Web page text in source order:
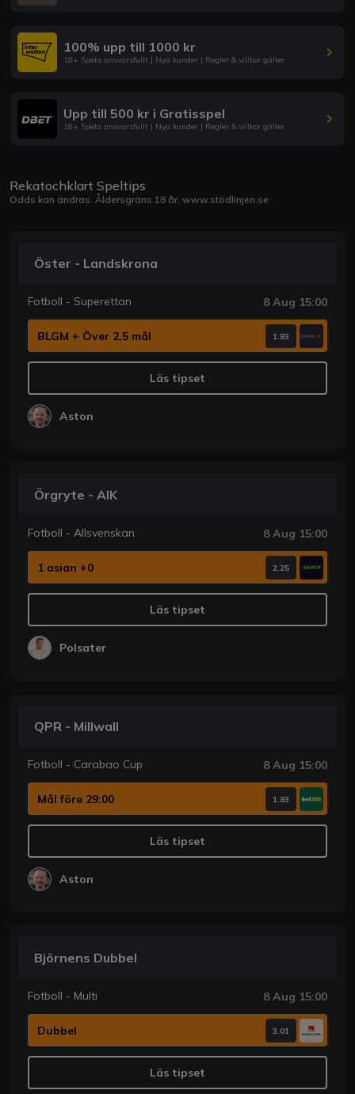
100% upp till 1000 kr
18+ Spela ansvarsfullt | Nya kunder | Regler & villkor gäller
Upp till 500 kr i Gratisspel
18+ Spela ansvarsfullt | Nya kunder | Regler & villkor gäller
Rekatochklart Speltips
Odds kan ändras. Åldersgräns 18 år. www.stödlinjen.se
Öster - Landskrona
Fotboll - Superettan 8 Aug 15:00
BLGM + Över 2,5 mål 1.83
Läs tipset
Aston
Örgryte - AIK
Fotboll - Allsvenskan 8 Aug 15:00
1 asian +0 2.25
Läs tipset
Polsater
QPR - Millwall
Fotboll - Carabao Cup 8 Aug 15:00
Mål före 29:00 1.83
Läs tipset
Aston
Björnens Dubbel
Fotboll - Multi 8 Aug 15:00
Dubbel 3.01
Läs tipset